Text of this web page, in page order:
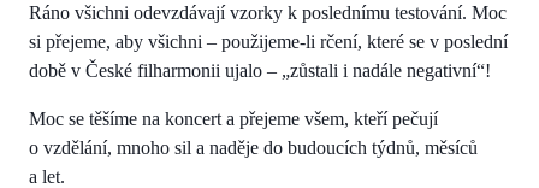
Ráno všichni odevzdávají vzorky k poslednímu testování. Moc
si přejeme, aby všichni – použijeme-li rčení, které se v poslední
době v České filharmonii ujalo – „zůstali i nadále negativní“!
Moc se těšíme na koncert a přejeme všem, kteří pečují
o vzdělání, mnoho sil a naděje do budoucích týdnů, měsíců
a let.